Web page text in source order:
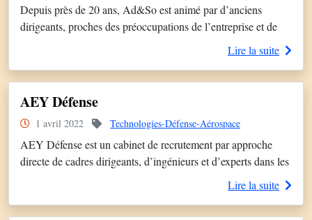
Depuis près de 20 ans, Ad&So est animé par d’anciens
dirigeants, proches des préoccupations de l’entreprise et de
Lire la suite
AEY Défense
1 avril 2022 Technologies-Défense-Aérospace
AEY Défense est un cabinet de recrutement par approche
directe de cadres dirigeants, d’ingénieurs et d’experts dans les
secteurs de la Défense, de la Cybersécurité et de l’Aérospatial.
Nous accompagnons des PME et des ETI et des filiales de
Lire la suite